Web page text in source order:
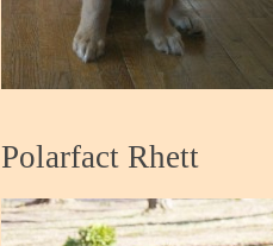
Polarfact Rhett